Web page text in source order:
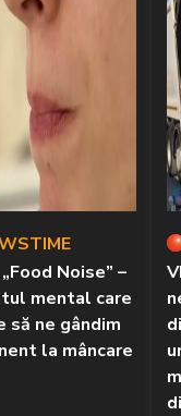
Noise” –
mental care
să ne gândim
la mâncare